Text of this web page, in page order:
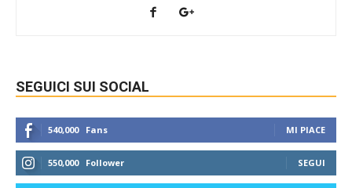
SEGUICI SUI SOCIAL
540,000 Fans MI PIACE
550,000 Follower SEGUI